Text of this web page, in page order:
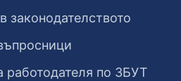
законодателството
работодателя по ЗБУТ